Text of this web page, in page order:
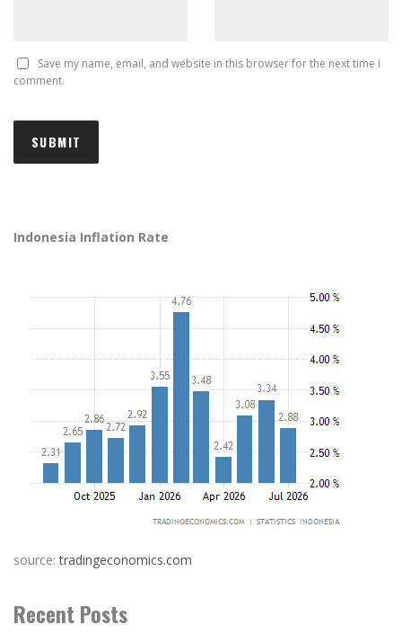
Save my name, email, and website in this browser for the next time I
comment.
Indonesia Inflation Rate
source:tradingeconomics.com
Recent Posts